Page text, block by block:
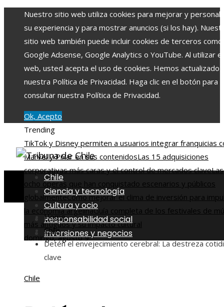
Nuestro sitio web utiliza cookies para mejorar y
su experiencia y para mostrar anuncios (si los hay).
sitio web también puede incluir cookies de terceros como
Google Adsense, Google Analytics o YouTube. Al utilizar
web, usted acepta el uso de cookies. Hemos actualizado
nuestra Política de Privacidad. Haga clic en el botón para
consultar nuestra Política de Privacidad.
Ok, Acepto
Trending
TikTok y Disney permiten a usuarios integrar franquicias
Marvel y Pixar en sus contenidosLas 15 adquisiciones
corporativas más caras y el control de mercados claveLas
ocho óperas que han conquistado escenarios y públicos
globalmenteCómo mejorar el clima de inversión para
la economía argelinaGuía completa de los festivales de
más antiguos y su impacto cultural
domingo, agosto 9
Chile
Ciencia y tecnología
Cultura y ocio
Responsabilidad social
Inversiones y negocios
Home
Chile
Detén el envejecimiento cerebral: La destreza
clave
Chile